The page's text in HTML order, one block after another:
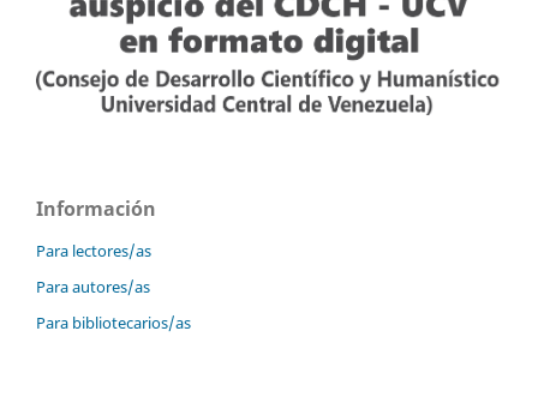
Información
Para lectores/as
Para autores/as
Para bibliotecarios/as